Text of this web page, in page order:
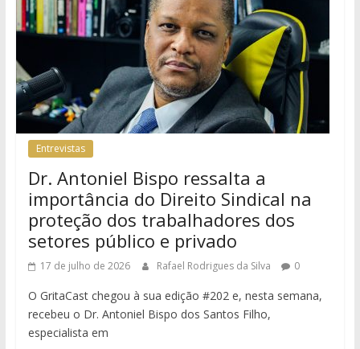
Entrevistas
Dr. Antoniel Bispo ressalta a
importância do Direito Sindical na
proteção dos trabalhadores dos
setores público e privado
17 de julho de 2026 Rafael Rodrigues da Silva 0
O GritaCast chegou à sua edição #202 e, nesta semana,
recebeu o Dr. Antoniel Bispo dos Santos Filho,
especialista em